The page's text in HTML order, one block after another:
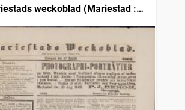
weckoblad (Mariestad :